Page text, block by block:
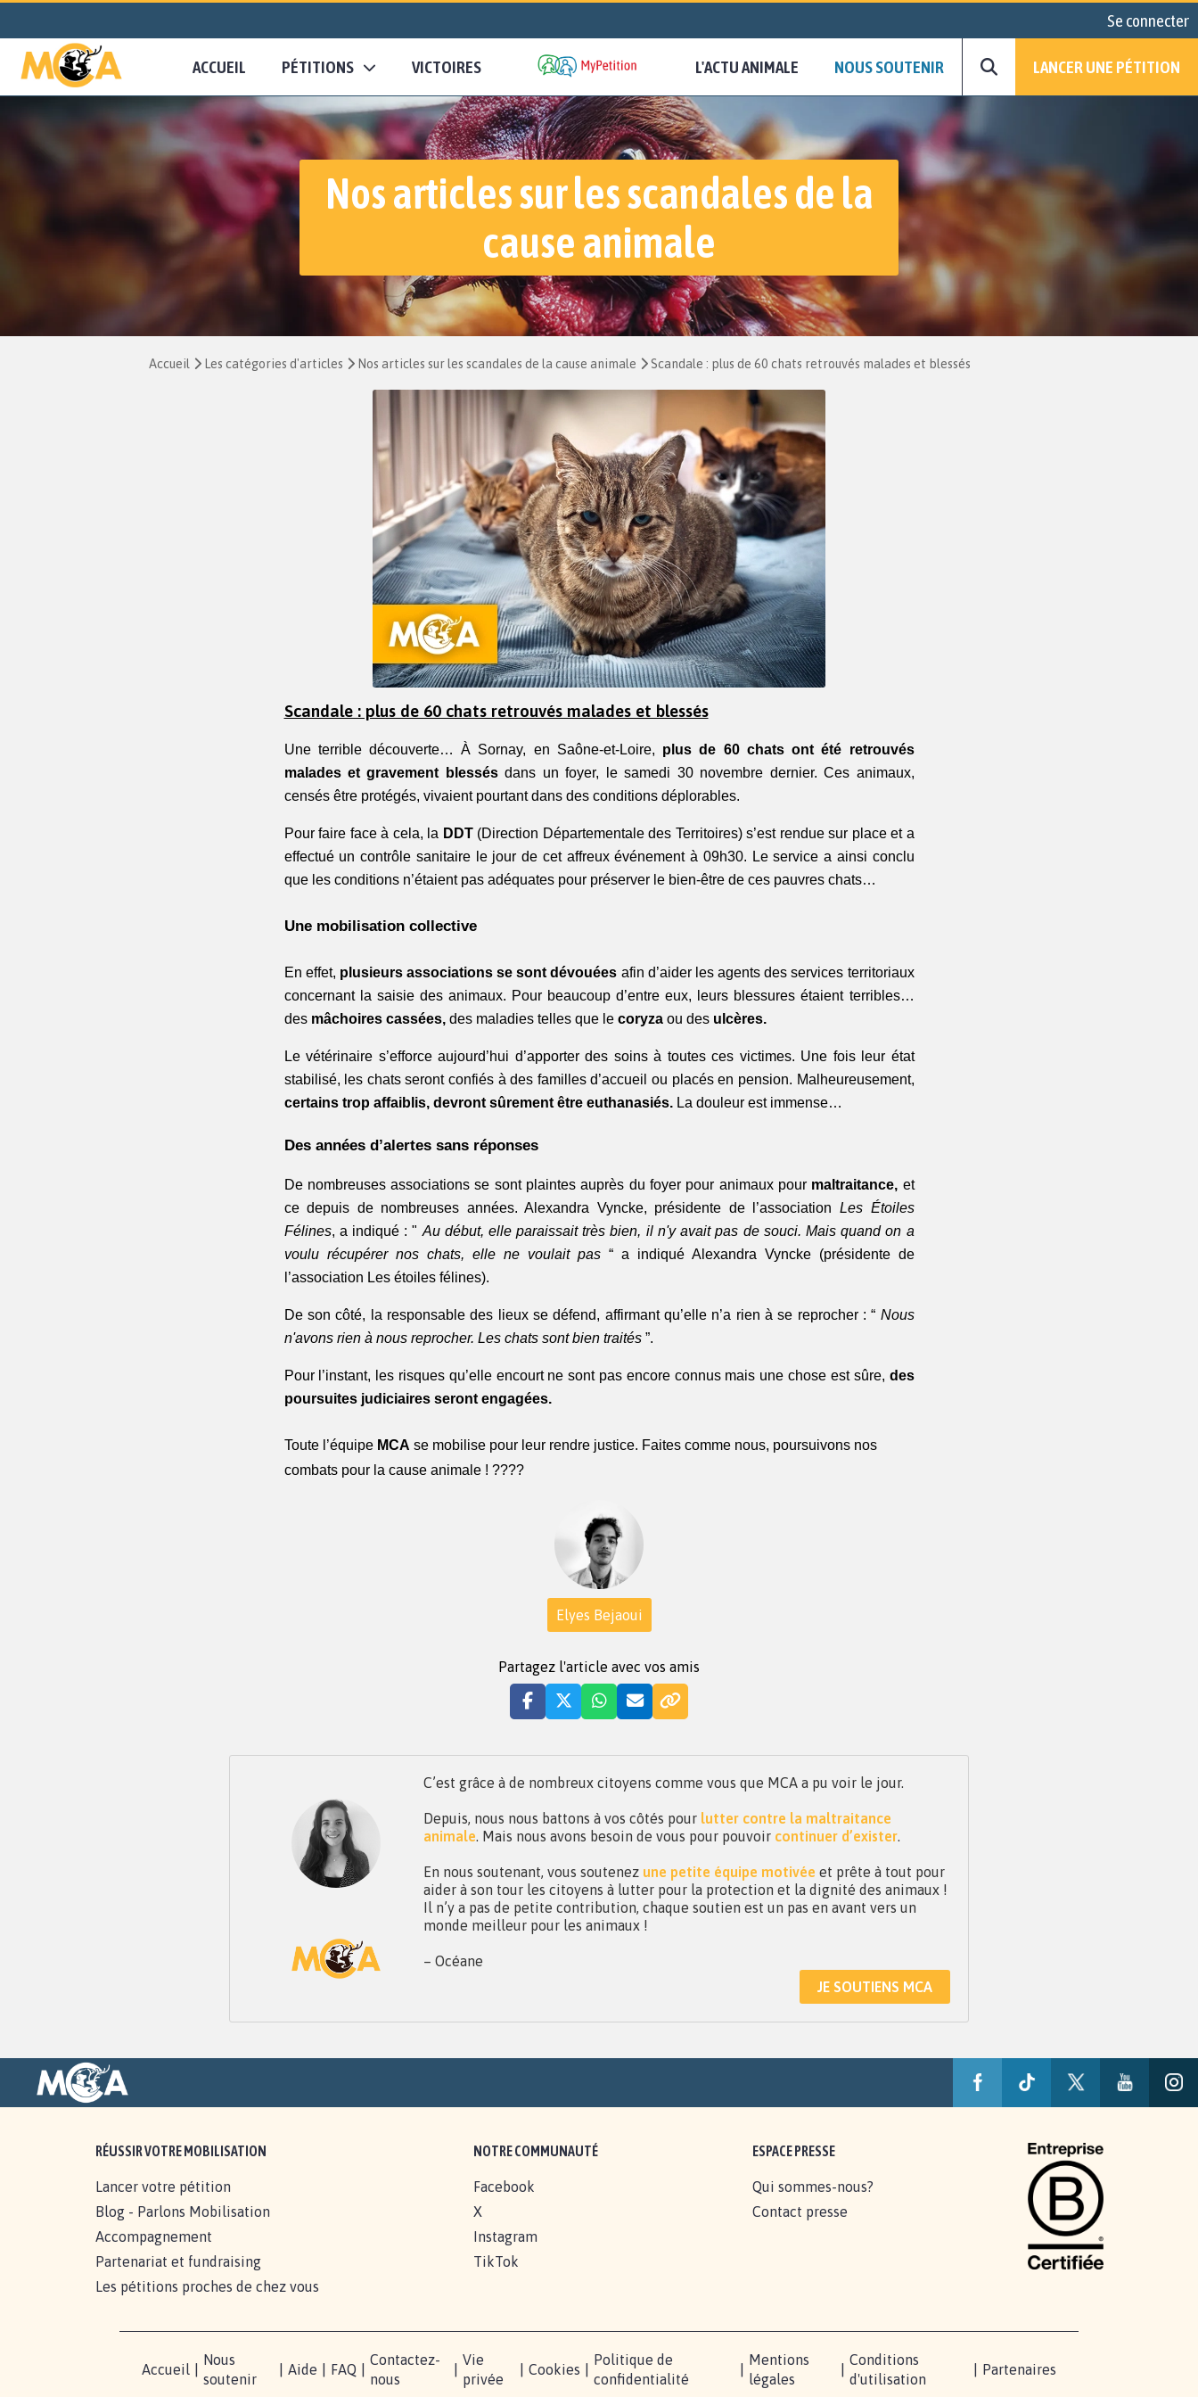
Se connecter
ACCUEIL PÉTITIONS VICTOIRES L'ACTU ANIMALE NOUS SOUTENIR LANCER UNE PÉTITION
Nos articles sur les scandales de la
cause animale
Accueil Les catégories d'articles Nos articles sur les scandales de la cause animale Scandale : plus de 60 chats retrouvés malades et blessés
Scandale : plus de 60 chats retrouvés malades et blessés
Une terrible découverte… À Sornay, en Saône-et-Loire, plus de 60 chats ont été retrouvés
malades et gravement blessésdans un foyer, le samedi 30 novembre dernier. Ces animaux,
censés être protégés, vivaient pourtant dans des conditions déplorables.
Pour faire face à cela, la DDT(Direction Départementale des Territoires) s’est rendue sur place et a
effectué un contrôle sanitaire le jour de cet affreux événement à 09h30. Le service a ainsi conclu
que les conditions n’étaient pas adéquates pour préserver le bien-être de ces pauvres chats…
Une mobilisation collective
En effet, plusieurs associations se sont dévouées afin d’aider les agents des services territoriaux
concernant la saisie des animaux. Pour beaucoup d’entre eux, leurs blessures étaient terribles…
des mâchoires cassées,des maladies telles que le coryzaou des ulcères.
Le vétérinaire s’efforce aujourd’hui d’apporter des soins à toutes ces victimes. Une fois leur état
stabilisé, les chats seront confiés à des familles d’accueil ou placés en pension. Malheureusement,
certains trop affaiblis, devront sûrement être euthanasiés.La douleur est immense…
Des années d’alertes sans réponses
De nombreuses associations se sont plaintes auprès du foyer pour animaux pour maltraitance, et
ce depuis de nombreuses années. Alexandra Vyncke, présidente de l’association Les Étoiles
Félines, a indiqué : " Au début, elle paraissait très bien, il n'y avait pas de souci. Mais quand on a
voulu récupérer nos chats, elle ne voulait pas“ a indiqué Alexandra Vyncke (présidente de
l’association Les étoiles félines).
De son côté, la responsable des lieux se défend, affirmant qu’elle n’a rien à se reprocher : “ Nous
n'avons rien à nous reprocher. Les chats sont bien traités ”.
Pour l’instant, les risques qu’elle encourt ne sont pas encore connus mais une chose est sûre, des
poursuites judiciaires seront engagées.
Toute l’équipe MCA se mobilise pour leur rendre justice. Faites comme nous, poursuivons nos
combats pour la cause animale ! ????
Elyes Bejaoui
Partagez l'article avec vos amis
C’est grâce à de nombreux citoyens comme vous que MCA a pu voir le jour.
Depuis, nous nous battons à vos côtés pour lutter contre la maltraitance
animale. Mais nous avons besoin de vous pour pouvoir continuer d’exister.
En nous soutenant, vous soutenez une petite équipe motivée et prête à tout pour
aider à son tour les citoyens à lutter pour la protection et la dignité des animaux !
Il n’y a pas de petite contribution, chaque soutien est un pas en avant vers un
monde meilleur pour les animaux !
– Océane
JE SOUTIENS MCA
RÉUSSIR VOTRE MOBILISATION
Lancer votre pétition
Blog - Parlons Mobilisation
Accompagnement
Partenariat et fundraising
Les pétitions proches de chez vous
NOTRE COMMUNAUTÉ
Facebook
X
Instagram
TikTok
ESPACE PRESSE
Qui sommes-nous?
Contact presse
Accueil
Nous
soutenir
Aide FAQ
Contactez-
nous
Vie
privée
Cookies
Politique de
confidentialité
Mentions
légales
Conditions
d'utilisation
Partenaires